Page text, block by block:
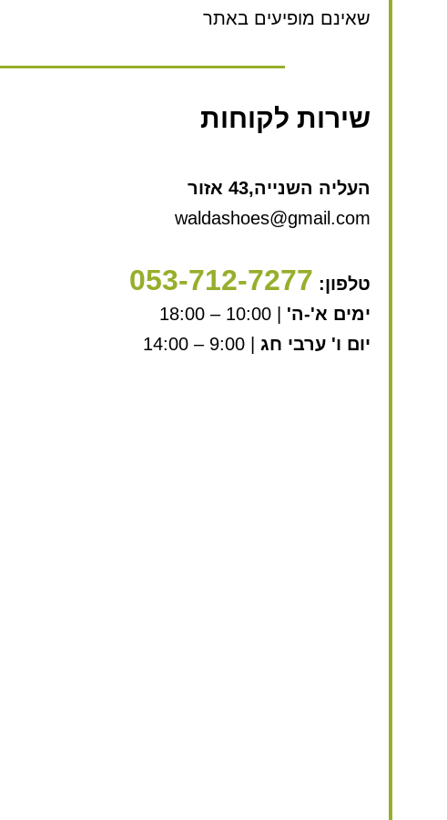
שאינם מופיעים באתר
שירות לקוחות
העליה השנייה,43 אזור
waldashoes@gmail.com
טלפון: 053-712-7277
ימים א'-ה'
יום ו' ערבי חג